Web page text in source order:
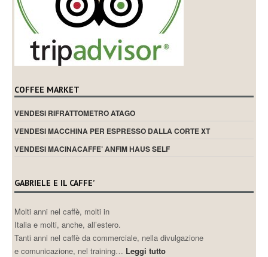
COFFEE MARKET
VENDESI RIFRATTOMETRO ATAGO
VENDESI MACCHINA PER ESPRESSO DALLA CORTE XT
VENDESI MACINACAFFE’ ANFIM HAUS SELF
GABRIELE E IL CAFFE’
Molti anni nel caffè, molti in
Italia e molti, anche, all’estero.
Tanti anni nel caffè da commerciale, nella divulgazione
e comunicazione, nel training… Leggi tutto